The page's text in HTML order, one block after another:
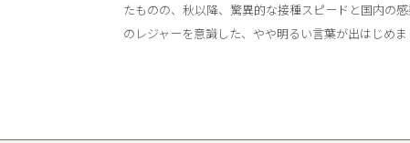
たものの、秋以降、驚異的な接種スピードと国内の
のレジャーを意識した、やや明るい言葉が出はじめま